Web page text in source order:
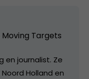
Moving Targets
en journalist. Ze
Holland en